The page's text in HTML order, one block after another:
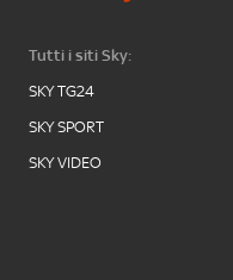
Tutti i siti Sky:
SKY TG24
SKY SPORT
SKY VIDEO